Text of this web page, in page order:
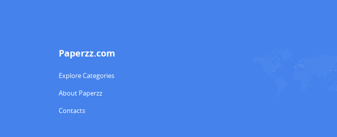
Paperzz.com
Explore Categories
About Paperzz
Contacts